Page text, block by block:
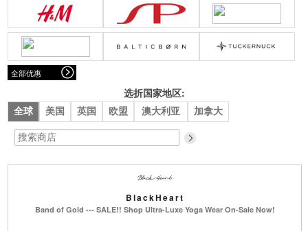
腰带
墨镜
帽子
小包
手表/珠宝
上架新款
$100以下
服装
连衣裙
裙子
上衣/毛线衣
上架新款
折扣
流行系列
著名品牌
流行品牌
新潮别致
悠闲运动
全部优惠
选折国家地区:
全球 美国 英国 欧盟 澳大利亚 加拿大
BlackHeart
Band of Gold --- SALE!! Shop Ultra-Luxe Yoga Wear On-Sale Now!